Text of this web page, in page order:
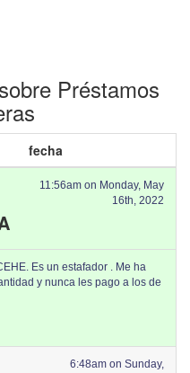
Préstamos
fecha
11:56am on Monday, May
16th, 2022
Es un estafador . Me ha
y nunca les pago a los de
6:48am on Sunday,